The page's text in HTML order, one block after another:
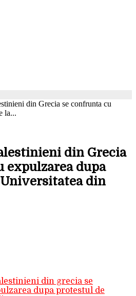
din Grecia se confrunta cu
la...
din Grecia
expulzarea dupa
din